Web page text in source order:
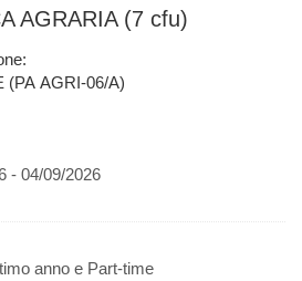
AGRARIA (7 cfu)
(PA AGRI-06/A)
- 04/09/2026
anno e Part-time